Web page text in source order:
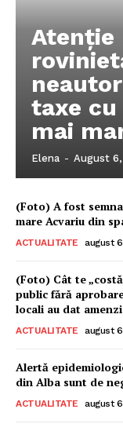
Atenție
taxe cu
mai
Elena - August
(Foto) A fost
mare Acvariu din
ACTUALITATE august
(Foto) Cât te
public fără
locali au dat amenzi
ACTUALITATE august
Alertă
din Alba sunt de
ACTUALITATE august